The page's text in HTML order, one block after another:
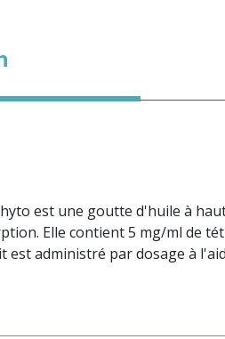
est une goutte d'huile à
Elle contient 5 mg/ml de
est administré par dosage à